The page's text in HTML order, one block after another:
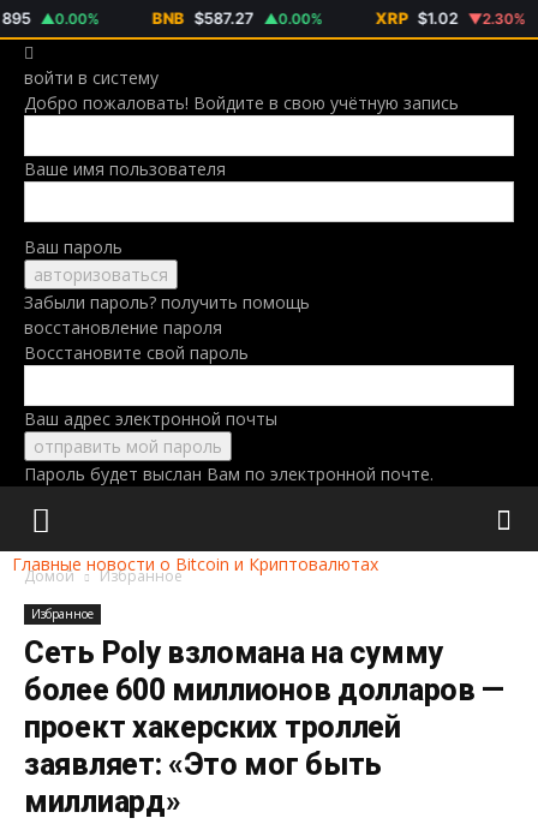
▲0.00% BNB $587.27 ▲0.00% XRP $1.02 ▼2.30%
войти в систему
Добро пожаловать! Войдите в свою учётную запись
Ваше имя пользователя
Ваш пароль
Забыли пароль? получить помощь
восстановление пароля
Восстановите свой пароль
Ваш адрес электронной почты
Пароль будет выслан Вам по электронной почте.
Главные новости о Bitcoin и Криптовалютах
Домой Избранное
Избранное
Сеть Poly взломана на сумму
более 600 миллионов долларов —
проект хакерских троллей
заявляет: «Это мог быть
миллиард»